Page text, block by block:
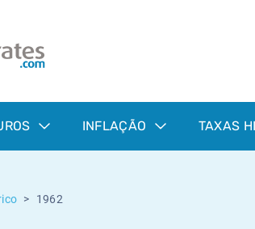
INFLAÇÃO TAXAS
1962